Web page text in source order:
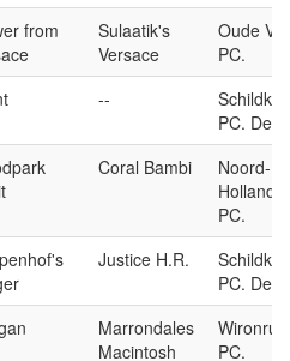
from
Sulaatik's
Versace
Oude
PC.
--
PC. De
Coral Bambi
Noord-
PC.
Justice H.R.
PC. De
Marrondales
Macintosh
PC.